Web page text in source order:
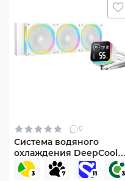
0
Система водяного
охлаждения DeepCool
LQ360 Ultra ARGB WH (R-
LQ360-WHASMC-G-1)